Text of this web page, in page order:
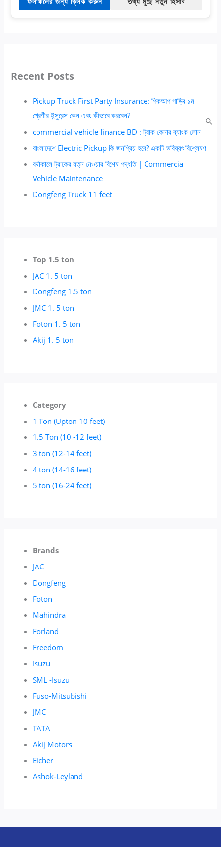
ফলাফলের জন্য ক্লিক করুন তথ্য মুছে নতুন হিসাব
Recent Posts
Pickup Truck First Party Insurance: পিকআপ গাড়ির ১ম
শ্রেণীর ইন্সুরেন্স কেন এবং কীভাবে করবেন?
commercial vehicle finance BD : ট্রাক কেনার ব্যাংক লোন
বাংলাদেশে Electric Pickup কি জনপ্রিয় হবে? একটি ভবিষ্যৎ বিশ্লেষণ
বর্ষাকালে ট্রাকের যত্ন নেওয়ার বিশেষ পদ্ধতি | Commercial
Vehicle Maintenance
Dongfeng Truck 11 feet
Top 1.5 ton
JAC 1. 5 ton
Dongfeng 1.5 ton
JMC 1. 5 ton
Foton 1. 5 ton
Akij 1. 5 ton
Category
1 Ton (Upton 10 feet)
1.5 Ton (10 -12 feet)
3 ton (12-14 feet)
4 ton (14-16 feet)
5 ton (16-24 feet)
Brands
JAC
Dongfeng
Foton
Mahindra
Forland
Freedom
Isuzu
SML -Isuzu
Fuso-Mitsubishi
JMC
TATA
Akij Motors
Eicher
Ashok-Leyland